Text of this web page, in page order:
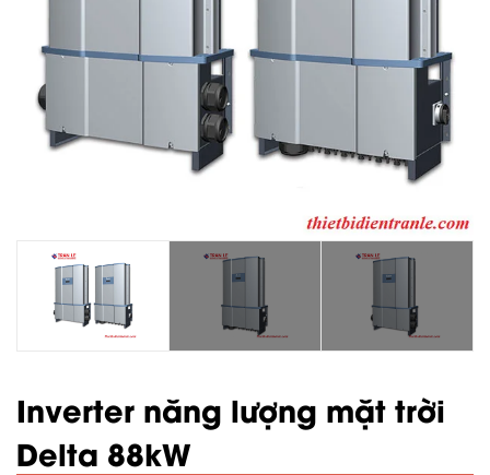
Inverter năng lượng mặt trời
Delta 88kW